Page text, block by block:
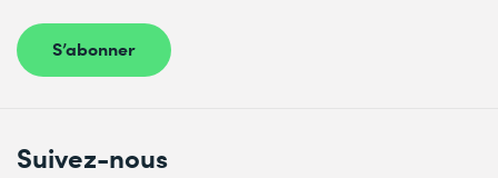
S’abonner
Suivez-nous